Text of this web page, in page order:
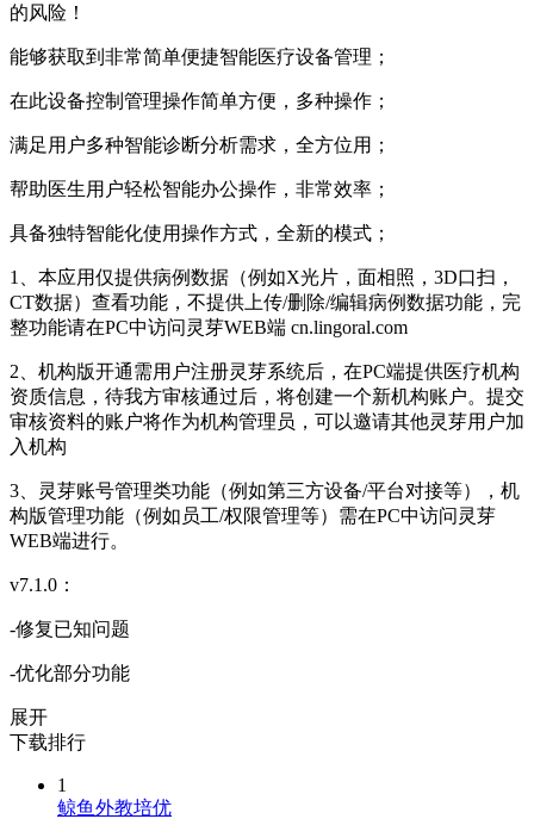
的风险！
能够获取到非常简单便捷智能医疗设备管理；
在此设备控制管理操作简单方便，多种操作；
满足用户多种智能诊断分析需求，全方位用；
帮助医生用户轻松智能办公操作，非常效率；
具备独特智能化使用操作方式，全新的模式；
1、本应用仅提供病例数据（例如X光片，面相照，3D口扫，
CT数据）查看功能，不提供上传/删除/编辑病例数据功能，完
整功能请在PC中访问灵芽WEB端 cn.lingoral.com
2、机构版开通需用户注册灵芽系统后，在PC端提供医疗机构
资质信息，待我方审核通过后，将创建一个新机构账户。提交
审核资料的账户将作为机构管理员，可以邀请其他灵芽用户加
入机构
3、灵芽账号管理类功能（例如第三方设备/平台对接等），机
构版管理功能（例如员工/权限管理等）需在PC中访问灵芽
WEB端进行。
v7.1.0：
-修复已知问题
-优化部分功能
展开
下载排行
1
鲸鱼外教培优